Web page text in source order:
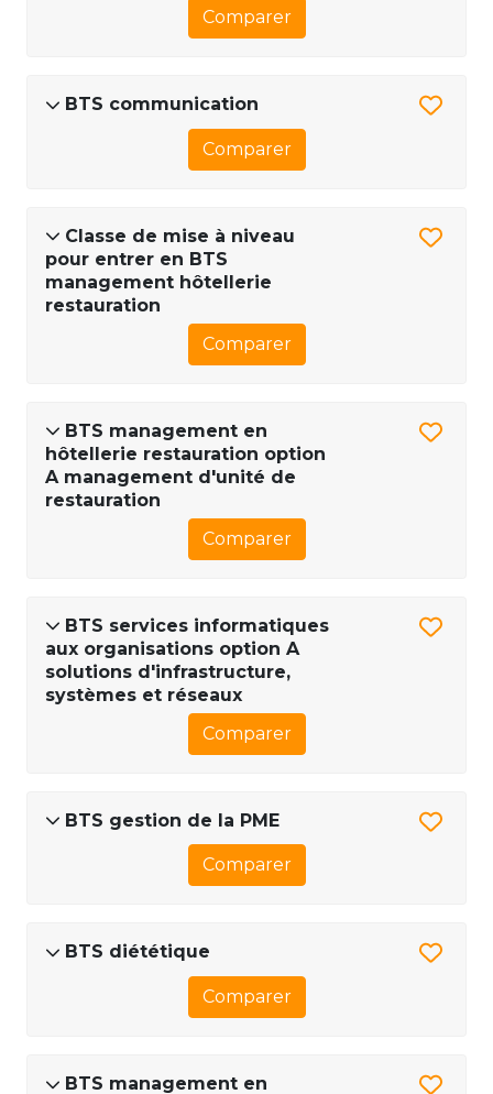
Comparer
BTS communication
Comparer
Classe de mise à niveau
pour entrer en BTS
management hôtellerie
restauration
Comparer
BTS management en
hôtellerie restauration option
A management d'unité de
restauration
Comparer
BTS services informatiques
aux organisations option A
solutions d'infrastructure,
systèmes et réseaux
Comparer
BTS gestion de la PME
Comparer
BTS diététique
Comparer
BTS management en